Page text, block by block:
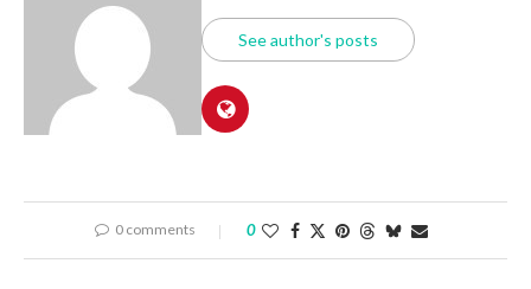
See author's posts
0 comments 0